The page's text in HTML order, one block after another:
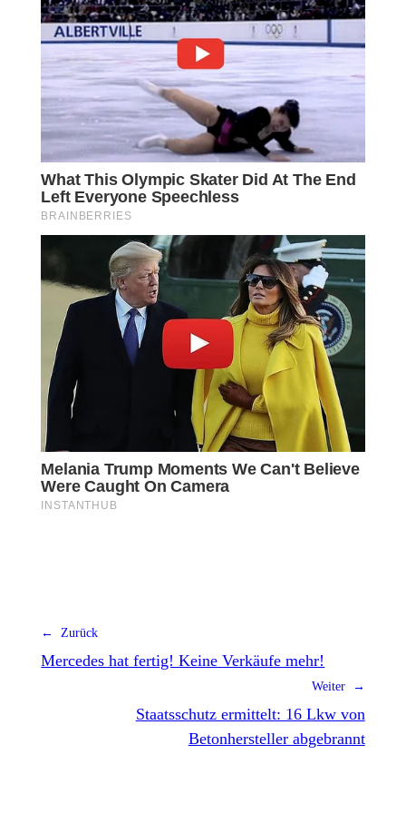
← Zurück
Mercedes hat fertig! Keine Verkäufe mehr!
Weiter →
Staatsschutz ermittelt: 16 Lkw von
Betonhersteller abgebrannt